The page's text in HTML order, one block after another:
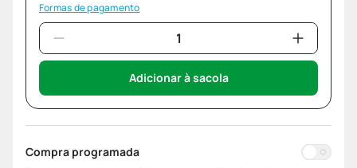
Formas de pagamento
Adicionar à sacola
Compra programada